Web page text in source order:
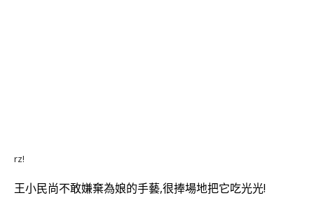
rz!
王小民尚不敢嫌棄為娘的手藝,很捧場地把它吃光光!